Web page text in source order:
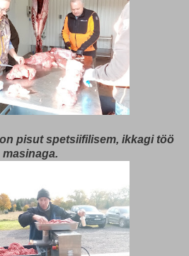
pisut spetsiifilisem, ikkagi töö
masinaga.